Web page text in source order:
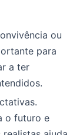
ou
para
a ter
o futuro e